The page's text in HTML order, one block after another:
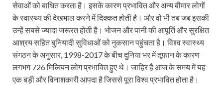
सेवाओं को बाधित करता है। इसके कारण प्रभावित और अन्य बीमार लोगों
के स्वास्थ्य की देखभाल करने में दिक्कत होती है। और वो भी तब जब इसकी
उन्हें सबसे ज्यादा जरूरत होती है। भोजन और पानी की आपूर्ति और सुरक्षित
आश्रय सहित बुनियादी सुविधाओं को नुकसान पहुंचता है। विश्व स्वास्थ्य
संगठन के अनुसार, 1998-2017 के बीच दुनिया भर में तूफान के कारण
लगभग 726 मिलियन लोग प्रभावित हुए थे। जाहिर है आज के समय में यह
एक बड़ी और विनाशकारी आपदा है जिससे पूरा विश्व प्रभावित होता है।